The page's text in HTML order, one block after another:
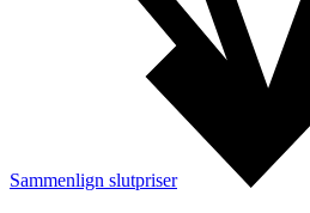
Sammenlign slutpriser